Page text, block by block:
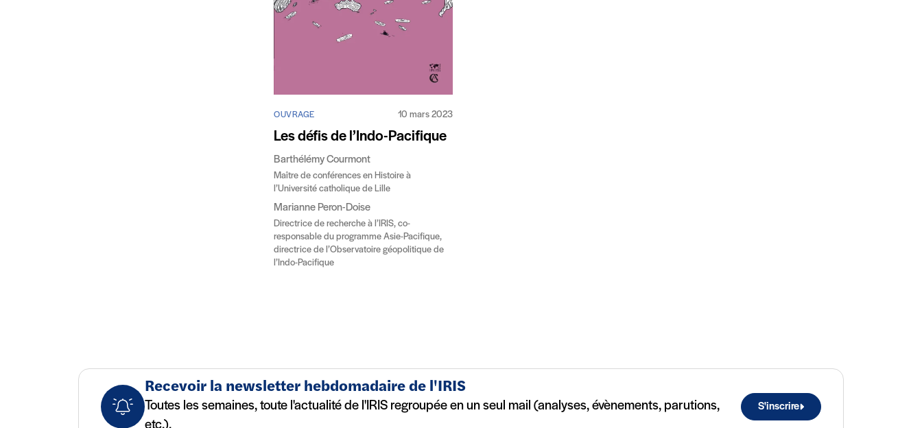
OUVRAGE 10 mars 2023
Les défis de l’Indo-Pacifique
Barthélémy Courmont
Maître de conférences en Histoire à
l’Université catholique de Lille
Marianne Peron-Doise
Directrice de recherche à l’IRIS, co-
responsable du programme Asie-Pacifique,
directrice de l’Observatoire géopolitique de
l’Indo-Pacifique
Recevoir la newsletter hebdomadaire de l'IRIS
Toutes les semaines, toute l'actualité de l'IRIS regroupée en un seul mail (analyses, évènements, parutions,
S'inscrire